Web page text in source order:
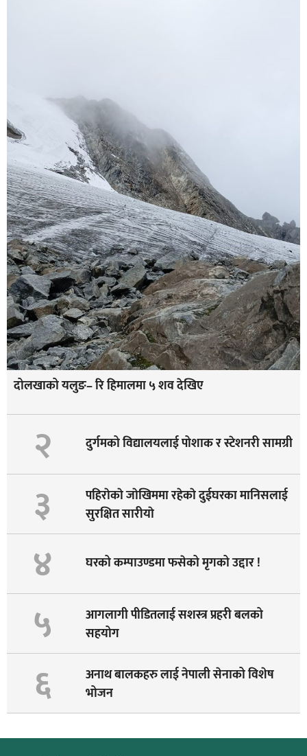
दोलखाको यलुङ– रि हिमालमा ५ शव देखिए
२ दुर्गमको विद्यालयलाई पोशाक र स्टेशनरी सामग्री
३
पहिराेकाे जाेखिममा रहेकाे दुईघरका मानिसलाई
सुरक्षित सारीयाे
४ घरको कम्पाउण्डमा फसेको मृगको उद्दार !
५
आगलागी पीडितलाई सशस्त्र प्रहरी बलको
सहयोग
६
अनाथ बालकहरु लाई नेपाली सेनाको विशेष
भोजन